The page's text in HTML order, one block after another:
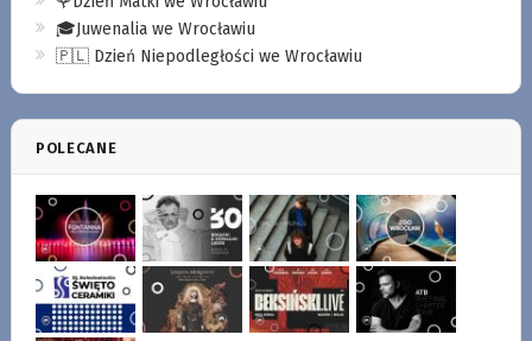
🎓Juwenalia we Wrocławiu
🇵🇱 Dzień Niepodległości we Wrocławiu
POLECANE